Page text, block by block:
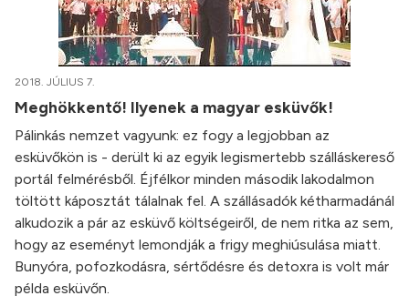
2018. JÚLIUS 7.
Meghökkentő! Ilyenek a magyar esküvők!
Pálinkás nemzet vagyunk: ez fogy a legjobban az
esküvőkön is - derült ki az egyik legismertebb szálláskereső
portál felmérésből. Éjfélkor minden második lakodalmon
töltött káposztát tálalnak fel. A szállásadók kétharmadánál
alkudozik a pár az esküvő költségeiről, de nem ritka az sem,
hogy az eseményt lemondják a frigy meghiúsulása miatt.
Bunyóra, pofozkodásra, sértődésre és detoxra is volt már
példa esküvőn.